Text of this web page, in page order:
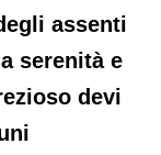
assenti
serenità e
devi